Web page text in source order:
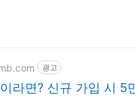
광고
라면? 신규 가입 시 5